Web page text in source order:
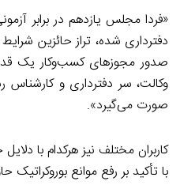
«فردا مجلس یازدهم در برابر
دفترداری شده، تراز حائزین
صدور مجوزهای کسب‌وکار یک
وکالت، سر دفترداری و
صورت می‌گیرد».
کاربران مختلف نیز هرکدام با
با تأکید بر رفع موانع